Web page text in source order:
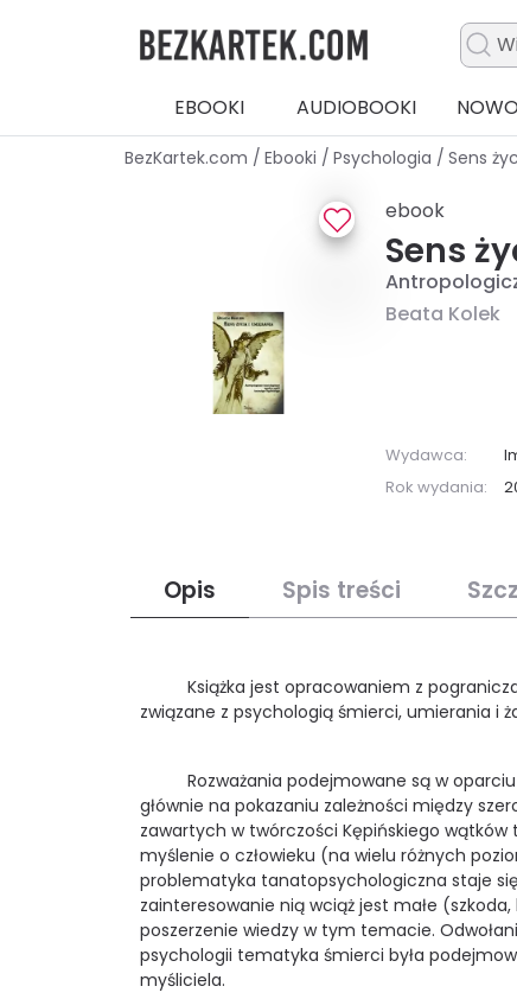
EBOOKI AUDIOBOOKI
BezKartek.com / Ebooki / Psychologia / Sens
ebook
Sens
Beata Kolek
Wydawca:
Rok wydania:
Opis Spis treści
Książka jest opracowaniem z pogranicza
związane z psychologią śmierci, umierania i
Rozważania podejmowane są w oparciu
głównie na pokazaniu zależności między
zawartych w twórczości Kępińskiego
myślenie o człowieku (na wielu różnych
problematyka tanatopsychologiczna staje
zainteresowanie nią wciąż jest małe
poszerzenie wiedzy w tym temacie.
psychologii tematyka śmierci była
myśliciela.